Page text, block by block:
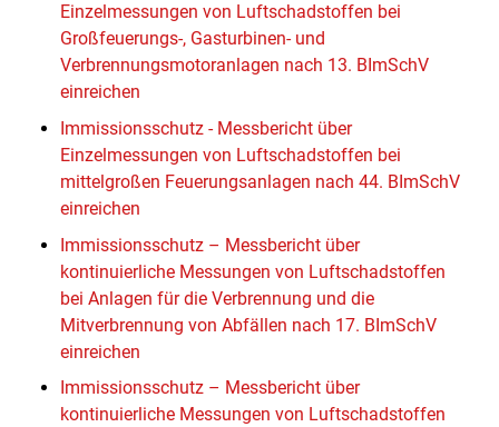
Einzelmessungen von Luftschadstoffen bei
Großfeuerungs-, Gasturbinen- und
Verbrennungsmotoranlagen nach 13. BImSchV
einreichen
Immissionsschutz - Messbericht über
Einzelmessungen von Luftschadstoffen bei
mittelgroßen Feuerungsanlagen nach 44. BImSchV
einreichen
Immissionsschutz – Messbericht über
kontinuierliche Messungen von Luftschadstoffen
bei Anlagen für die Verbrennung und die
Mitverbrennung von Abfällen nach 17. BImSchV
einreichen
Immissionsschutz – Messbericht über
kontinuierliche Messungen von Luftschadstoffen